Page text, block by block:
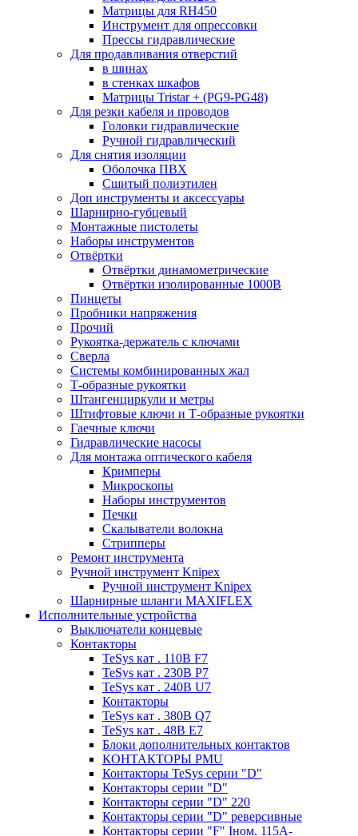
Матрицы для RH450
Инструмент для опрессовки
Прессы гидравлические
Для продавливания отверстий
в шинах
в стенках шкафов
Матрицы Tristar + (PG9-PG48)
Для резки кабеля и проводов
Головки гидравлические
Ручной гидравлический
Для снятия изоляции
Оболочка ПВХ
Сшитый полиэтилен
Доп инструменты и аксессуары
Шарнирно-губцевый
Монтажные пистолеты
Наборы инструментов
Отвёртки
Отвёртки динамометрические
Отвёртки изолированные 1000В
Пинцеты
Пробники напряжения
Прочий
Рукоятка-держатель с ключами
Сверла
Системы комбинированных жал
Т-образные рукоятки
Штангенциркули и метры
Штифтовые ключи и Т-образные рукоятки
Гаечные ключи
Гидравлические насосы
Для монтажа оптического кабеля
Кримперы
Микроскопы
Наборы инструментов
Печки
Скалыватели волокна
Стрипперы
Ремонт инструмента
Ручной инструмент Knipex
Ручной инструмент Knipex
Шарнирные шланги MAXIFLEX
Исполнительные устройства
Выключатели концевые
Контакторы
TeSys кат . 110В F7
TeSys кат . 230В P7
TeSys кат . 240В U7
Контакторы
TeSys кат . 380В Q7
TeSys кат . 48В E7
Блоки дополнительных контактов
КОНТАКТОРЫ PMU
Контакторы TeSys серии "D"
Контакторы серии "D"
Контакторы серии "D" 220
Контакторы серии "D" реверсивные
Контакторы серии "F" Iном. 115А-